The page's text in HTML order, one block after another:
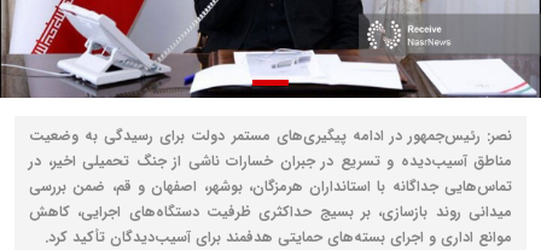
نصر: رئیس‌جمهور در ادامه پیگیری‌های مستمر دولت برای رسیدگی به وضعیت
مناطق آسیب‌دیده و تسریع در جبران خسارات ناشی از جنگ تحمیلی اخیر، در
تماس‌هایی جداگانه با استانداران هرمزگان، بوشهر، اصفهان و قم، ضمن بررسی
میدانی روند بازسازی، بر بسیج حداکثری ظرفیت دستگاه‌های اجرایی، کاهش
موانع اداری و اجرای بسته‌های حمایتی هدفمند برای آسیب‌دیدگان تأکید کرد.